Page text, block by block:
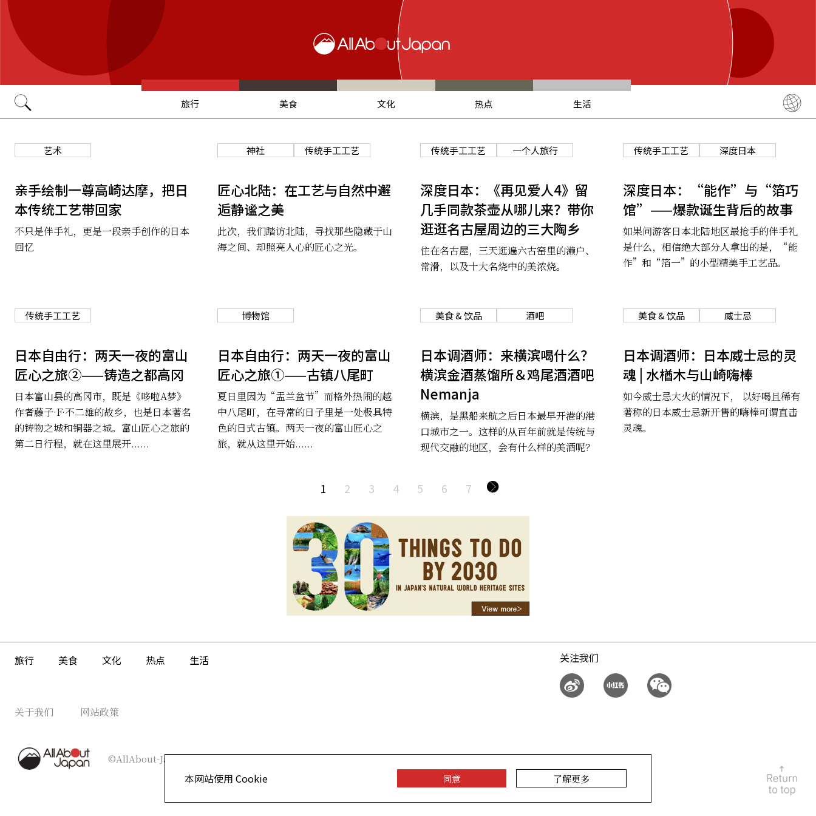
旅行 美食 文化 热点
生活
简体中文
한국어
日本語
艺术
亲手绘制一尊高崎达摩，把日
本传统工艺带回家
不只是伴手礼，更是一段亲手创作的日本
回忆
神社 传统手工工艺
匠心北陆：在工艺与自然中邂
逅静谧之美
此次，我们踏访北陆，寻找那些隐藏于山
海之间、却照亮人心的匠心之光。
传统手工工艺 一个人旅行
深度日本：《再见爱人4》留
几手同款茶壶从哪儿来？带你
逛逛名古屋周边的三大陶乡
住在名古屋，三天逛遍六古窑里的濑户、
常滑，以及十大名烧中的美浓烧。
传统手工工艺 深度日本
深度日本：“能作”与“箔巧
馆”——爆款诞生背后的故事
如果问游客日本北陆地区最抢手的伴手礼
是什么，相信绝大部分人拿出的是，“能
作”和“箔一”的小型精美手工艺品。
传统手工工艺
日本自由行：两天一夜的富山
匠心之旅②——铸造之都高冈
日本富山县的高冈市，既是《哆啦A梦》
作者藤子·F·不二雄的故乡，也是日本著名
的铸物之城和铜器之城。富山匠心之旅的
第二日行程，就在这里展开......
博物馆
日本自由行：两天一夜的富山
匠心之旅①——古镇八尾町
夏日里因为“盂兰盆节”而格外热闹的越
中八尾町，在寻常的日子里是一处极具特
色的日式古镇。两天一夜的富山匠心之
旅，就从这里开始......
美食 & 饮品 酒吧
日本调酒师：来横滨喝什么？
横滨金酒蒸馏所＆鸡尾酒酒吧
Nemanja
横滨，是黑船来航之后日本最早开港的港
口城市之一。这样的从百年前就是传统与
现代交融的地区，会有什么样的美酒呢？
美食 & 饮品 威士忌
日本调酒师：日本威士忌的灵
魂 | 水楢木与山崎嗨棒
如今威士忌大火的情况下， 以好喝且稀有
著称的日本威士忌新开售的嗨棒可谓直击
灵魂。
1 2 3 4 5 6 7
旅行 美食 文化 热点 生活 关注我们
关于我们 网站政策
©AllAbout-Japan.com - All rights reserved.
京ICP备17009741号-2
本网站使用 Cookie 同意 了解更多